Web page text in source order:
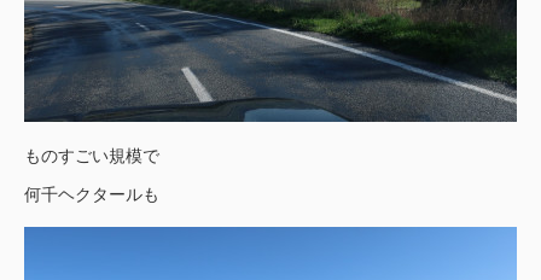
ものすごい規模で
何千ヘクタールも